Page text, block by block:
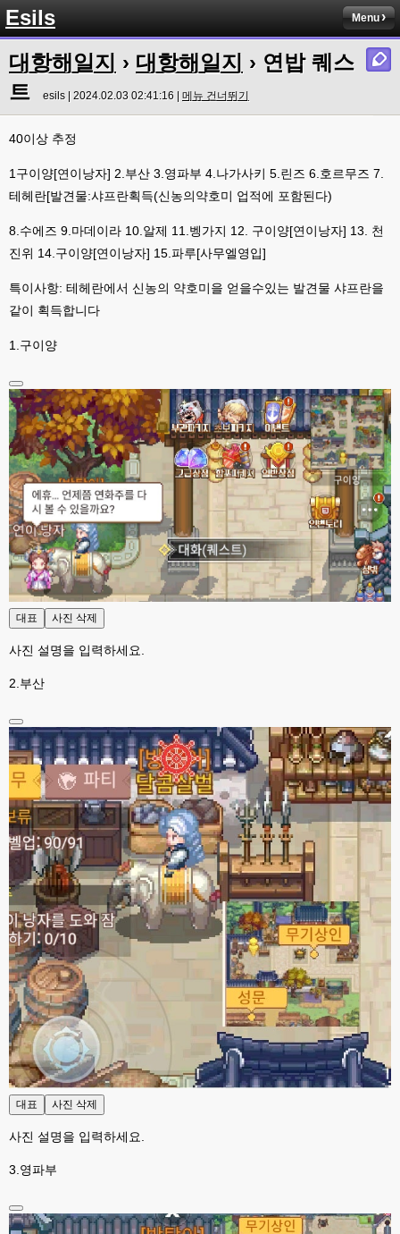
Esils Menu
대항해일지 › 대항해일지 › 연밥 퀘스
트
esils | 2024.02.03 02:41:16 | 메뉴 건너뛰기
40이상 추정
1구이양[연이낭자] 2.부산 3.영파부 4.나가사키 5.린즈 6.호르무즈 7.
테헤란[발견물:샤프란획득(신농의약호미 업적에 포함된다)
8.수에즈 9.마데이라 10.알제 11.벵가지 12. 구이양[연이낭자] 13. 천
진위 14.구이양[연이낭자] 15.파루[사무엘영입]
특이사항: 테헤란에서 신농의 약호미을 얻을수있는 발견물 샤프란을
같이 획득합니다
1.구이양
대표 사진 삭제
사진 설명을 입력하세요.
2.부산
대표 사진 삭제
사진 설명을 입력하세요.
3.영파부